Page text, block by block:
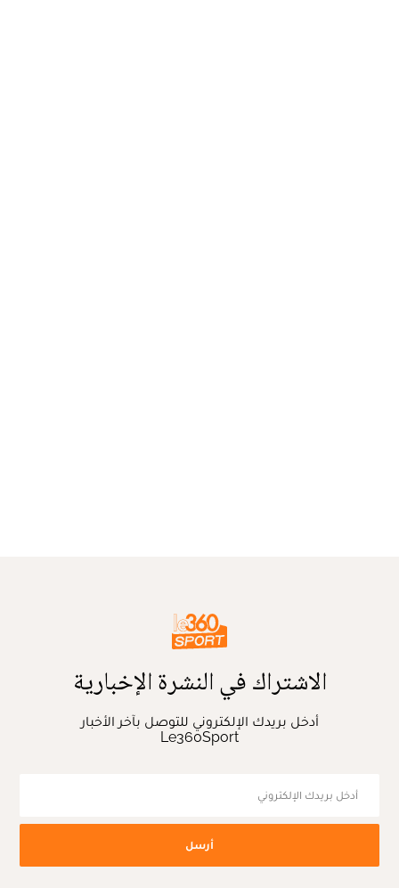
الاشتراك في النشرة الإخبارية
أدخل بريدك الإلكتروني للتوصل بآخر الأخبار
Le360Sport
أرسل